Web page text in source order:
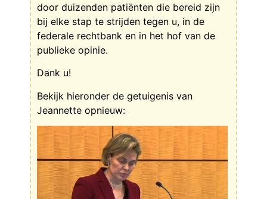
door duizenden patiënten die bereid zijn
bij elke stap te strijden tegen u, in de
federale rechtbank en in het hof van de
publieke opinie.
Dank u!
Bekijk hieronder de getuigenis van
Jeannette opnieuw: